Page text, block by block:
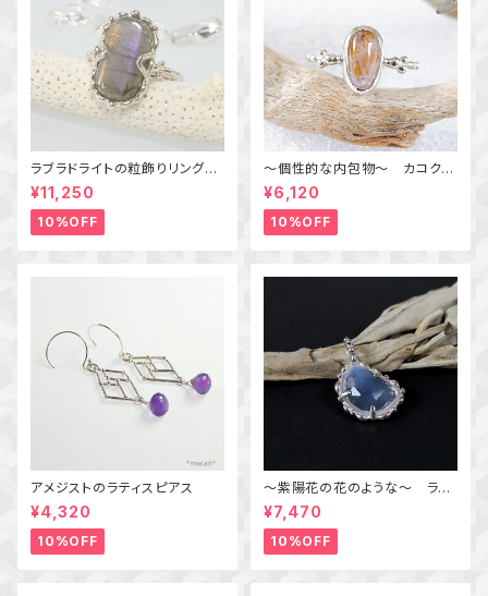
ラブラドライトの粒飾りリング
（パープル＆オレンジ） 16号
¥11,250
10%OFF
～個性的な内包物～ カコクセ
ナイトインアメジストの粒飾りリ
ング 10号 天然石アクセサリ
ー 一点物 macari
¥6,120
10%OFF
アメジストのラティスピアス
¥4,320
10%OFF
～紫陽花の花のような～ ラベ
ンダークォーツの粒飾りペンダ
ント 天然石アクセサリー
一点物
¥7,470
10%OFF